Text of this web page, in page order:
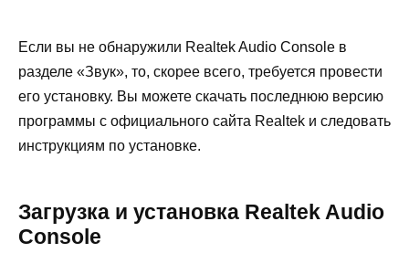
Если вы не обнаружили Realtek Audio Console в
разделе «Звук», то, скорее всего, требуется провести
его установку. Вы можете скачать последнюю версию
программы с официального сайта Realtek и следовать
инструкциям по установке.
Загрузка и установка Realtek Audio
Console